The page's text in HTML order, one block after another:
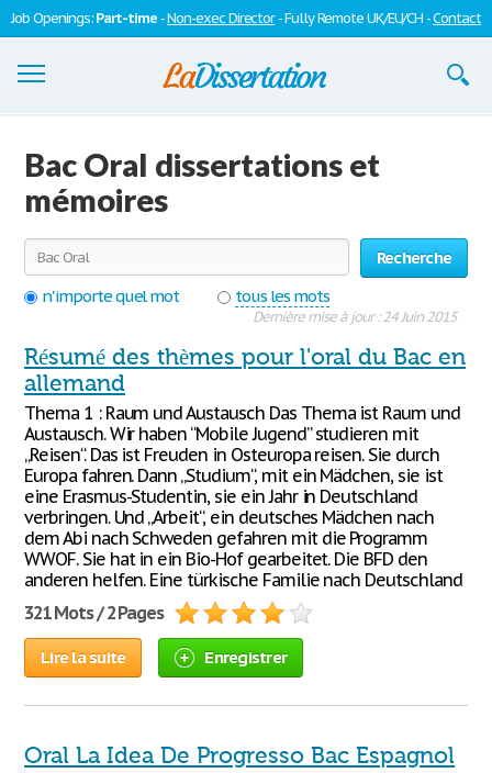
Job Openings:Part-time -Non-exec Director- Fully Remote UK/EU/CH -Contact
S'inscrire
Se connecter
Contactez-nous
Bac Oral dissertations et
mémoires
Recherche
n'importe quel mot
tous les mots
Dernière mise à jour : 24 Juin 2015
Résumé des thèmes pour l'oral du Bac en
allemand
Thema 1 : Raum und Austausch Das Thema ist Raum und
Austausch. Wir haben “Mobile Jugend” studieren mit
„Reisen“. Das ist Freuden in Osteuropa reisen. Sie durch
Europa fahren. Dann „Studium“, mit ein Mädchen, sie ist
eine Erasmus-Studentin, sie ein Jahr in Deutschland
verbringen. Und „Arbeit“, ein deutsches Mädchen nach
dem Abi nach Schweden gefahren mit die Programm
WWOF. Sie hat in ein Bio-Hof gearbeitet. Die BFD den
anderen helfen. Eine türkische Familie nach Deutschland
321 Mots / 2 Pages
Lire la suite Enregistrer
Oral La Idea De Progresso Bac Espagnol